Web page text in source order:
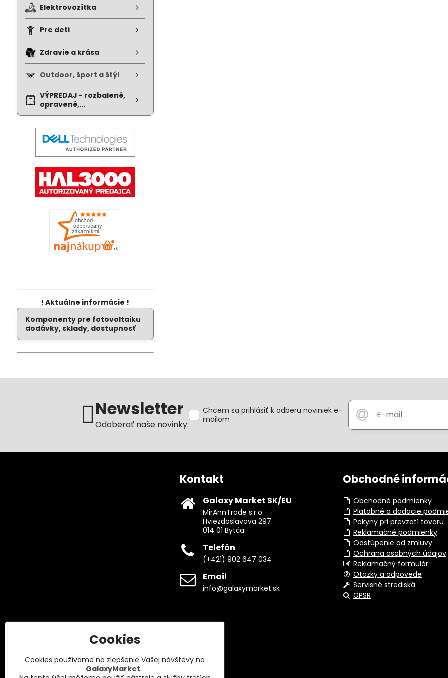
Elektrovozítka
Pre deti
Zdravie a krása
Outdoor, šport a štýl
VÝPREDAJ - rozbalené,
opravené,...
! Aktuálne informácie !
Komponenty pre fotovoltaiku
dodávky, sklady, dostupnosť
Newsletter
Odoberať naše novinky:
Chcem sa prihlásiť k odberu noviniek e-
mailom
Kontakt
Galaxy Market SK/EU
MirAnnTrade s.r.o.
Hviezdoslavova 297
014 01 Bytča
Telefón
(+421) 902 647 034
Email
info@galaxymarket.sk
Obchodné
Obchodné podmienky
Platobné a dodacie
Pokyny pri prevzatí tovaru
Reklamačné podmienky
Odstúpenie od zmluvy
Ochrana osobných údajov
Reklamačný formulár
Otázky a odpovede
Servisné strediská
GPSR
Cookies
Cookies používame na zlepšenie Vašej návštevy na
GalaxyMarket.